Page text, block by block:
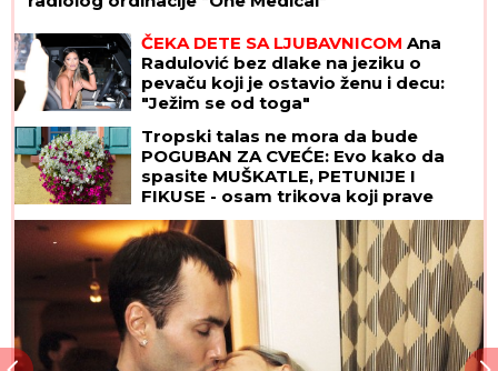
ČEKA DETE SA LJUBAVNICOM Ana
Radulović bez dlake na jeziku o
pevaču koji je ostavio ženu i decu:
"Ježim se od toga"
Tropski talas ne mora da bude
POGUBAN ZA CVEĆE: Evo kako da
spasite MUŠKATLE, PETUNIJE I
FIKUSE - osam trikova koji prave
čudo